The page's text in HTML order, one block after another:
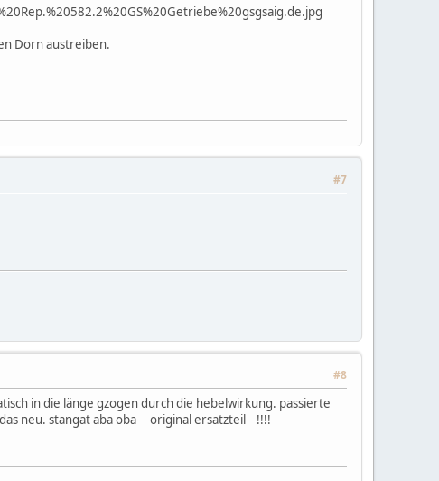
Dorn austreiben.
#7
#8
in die länge gzogen durch die hebelwirkung. passierte
das neu. stangat aba oba original ersatzteil !!!!